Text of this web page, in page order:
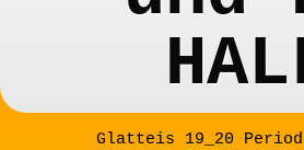
Glatteis 19_20